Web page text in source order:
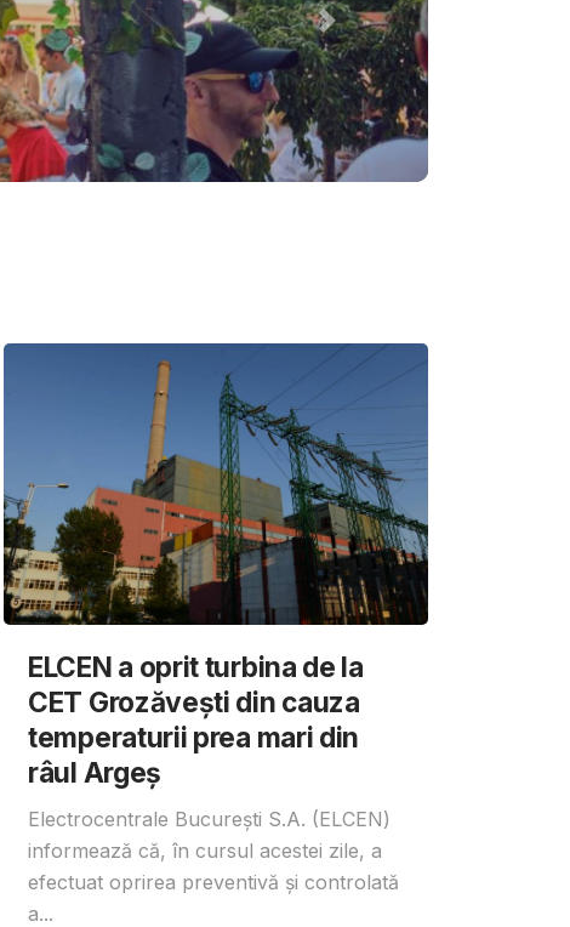
ELCEN a oprit turbina de la
CET Grozăvești din cauza
temperaturii prea mari din
râul Argeș
Electrocentrale București S.A. (ELCEN)
informează că, în cursul acestei zile, a
efectuat oprirea preventivă și controlată
a...